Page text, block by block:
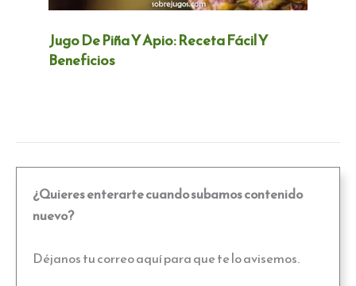
Jugo De Piña Y Apio: Receta Fácil Y
Beneficios
¿Quieres enterarte cuando subamos contenido
nuevo?
Déjanos tu correo aquí para que te lo avisemos.